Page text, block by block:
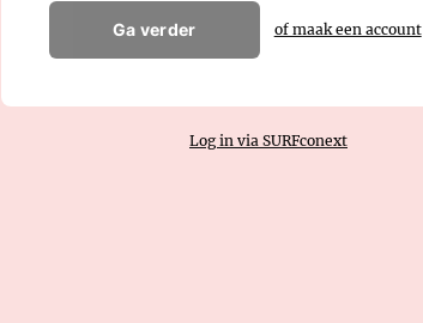
Ga verder of maak een account
Log in via SURFconext